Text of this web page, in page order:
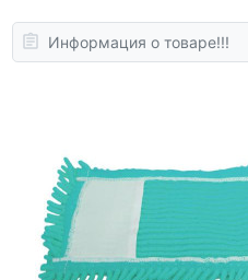
Информация о товаре!!!